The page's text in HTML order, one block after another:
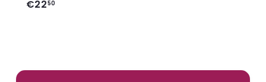
€2250
0